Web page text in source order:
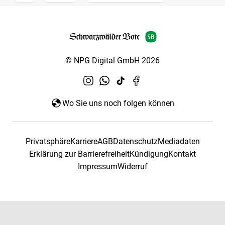
© NPG Digital GmbH 2026
Wo Sie uns noch folgen können
PrivatsphäreKarriereAGBDatenschutzMediadaten
Erklärung zur BarrierefreiheitKündigungKontakt
ImpressumWiderruf